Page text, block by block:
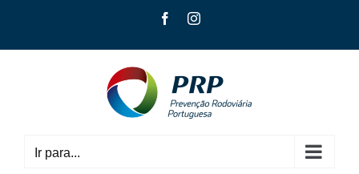
content
FacebookInstagram
Ir para...